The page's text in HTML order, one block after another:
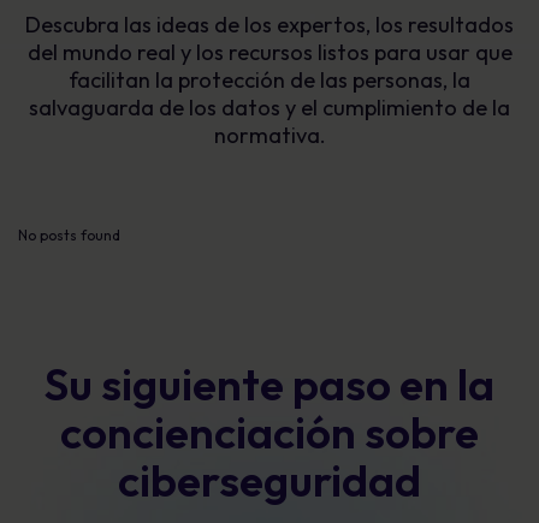
Descubra las ideas de los expertos, los resultados
del mundo real y los recursos listos para usar que
facilitan la protección de las personas, la
salvaguarda de los datos y el cumplimiento de la
normativa.
No posts found
Su siguiente paso en la
concienciación sobre
ciberseguridad